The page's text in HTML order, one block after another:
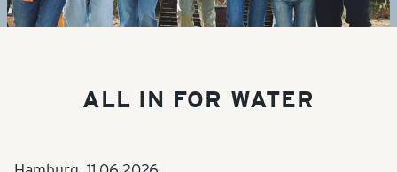
ALL IN FOR WATER